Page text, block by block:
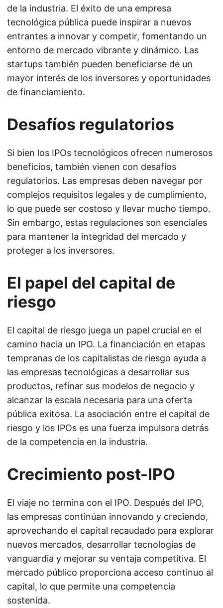
de la industria. El éxito de una empresa
tecnológica pública puede inspirar a nuevos
entrantes a innovar y competir, fomentando un
entorno de mercado vibrante y dinámico. Las
startups también pueden beneficiarse de un
mayor interés de los inversores y oportunidades
de financiamiento.
Desafíos regulatorios
Si bien los IPOs tecnológicos ofrecen numerosos
beneficios, también vienen con desafíos
regulatorios. Las empresas deben navegar por
complejos requisitos legales y de cumplimiento,
lo que puede ser costoso y llevar mucho tiempo.
Sin embargo, estas regulaciones son esenciales
para mantener la integridad del mercado y
proteger a los inversores.
El papel del capital de
riesgo
El capital de riesgo juega un papel crucial en el
camino hacia un IPO. La financiación en etapas
tempranas de los capitalistas de riesgo ayuda a
las empresas tecnológicas a desarrollar sus
productos, refinar sus modelos de negocio y
alcanzar la escala necesaria para una oferta
pública exitosa. La asociación entre el capital de
riesgo y los IPOs es una fuerza impulsora detrás
de la competencia en la industria.
Crecimiento post-IPO
El viaje no termina con el IPO. Después del IPO,
las empresas continúan innovando y creciendo,
aprovechando el capital recaudado para explorar
nuevos mercados, desarrollar tecnologías de
vanguardia y mejorar su ventaja competitiva. El
mercado público proporciona acceso continuo al
capital, lo que permite una competencia
sostenida.